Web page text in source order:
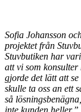
Sofia Johansson
projektet från
Stuvbutiken har
att vi som
gjorde det lätt att
skulle ta oss an ett
så
inte kunden heller.”